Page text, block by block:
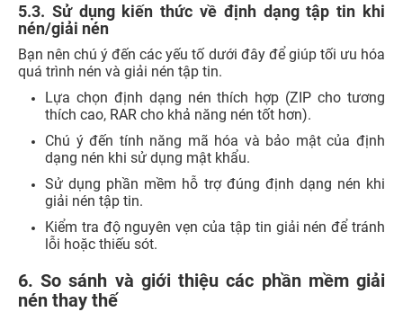
5.3. Sử dụng kiến thức về định dạng tập tin khi
nén/giải nén
Bạn nên chú ý đến các yếu tố dưới đây để giúp tối ưu hóa
quá trình nén và giải nén tập tin.
Lựa chọn định dạng nén thích hợp (ZIP cho tương
thích cao, RAR cho khả năng nén tốt hơn).
Chú ý đến tính năng mã hóa và bảo mật của định
dạng nén khi sử dụng mật khẩu.
Sử dụng phần mềm hỗ trợ đúng định dạng nén khi
giải nén tập tin.
Kiểm tra độ nguyên vẹn của tập tin giải nén để tránh
lỗi hoặc thiếu sót.
6. So sánh và giới thiệu các phần mềm giải
nén thay thế